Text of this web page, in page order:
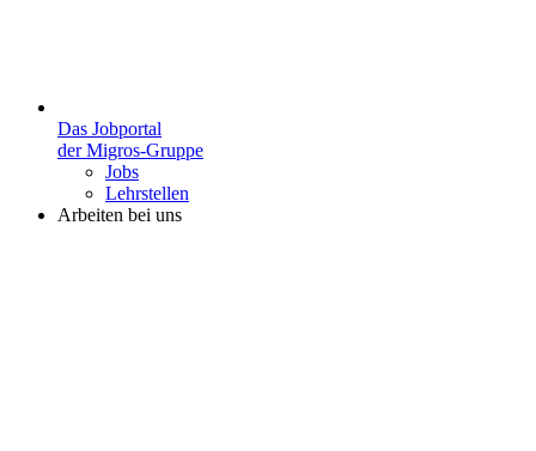
Das Jobportal
der Migros-Gruppe
Jobs
Lehrstellen
Arbeiten bei uns